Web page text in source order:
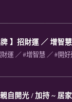
】招財運 ／ 增智
財運 ／ #增智慧 ／ #開
自開光 / 加持 ~ 居